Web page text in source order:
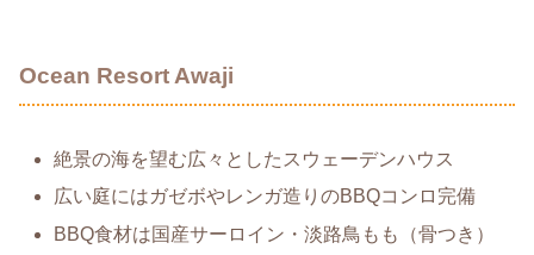
Ocean Resort Awaji
絶景の海を望む広々としたスウェーデンハウス
広い庭にはガゼボやレンガ造りのBBQコンロ完備
BBQ食材は国産サーロイン・淡路鳥もも（骨つき）